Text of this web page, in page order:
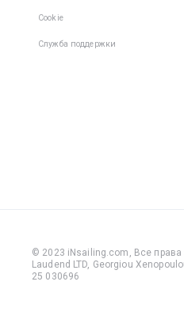
Cookie
Служба поддержки
© 2023 iNsailing.com, Все
Laudend LTD, Georgiou
25 030696